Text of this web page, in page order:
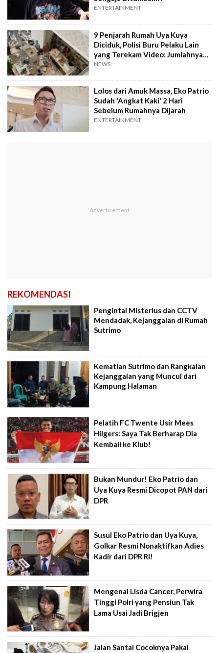
ENTERTAINMENT
9 Penjarah Rumah Uya Kuya
Diciduk, Polisi Buru Pelaku Lain
yang Terekam Video: Jumlahnya
Banyak
NEWS
Lolos dari Amuk Massa, Eko Patrio
Sudah 'Angkat Kaki' 2 Hari
Sebelum Rumahnya Dijarah
ENTERTAINMENT
REKOMENDASI
Pengintai Misterius dan CCTV
Mendadak, Kejanggalan di Rumah
Sutrimo
Kematian Sutrimo dan Rangkaian
Kejanggalan yang Muncul dari
Kampung Halaman
Pelatih FC Twente Usir Mees
Hilgers: Saya Tak Berharap Dia
Kembali ke Klub!
Bukan Mundur! Eko Patrio dan
Uya Kuya Resmi Dicopot PAN dari
DPR
Susul Eko Patrio dan Uya Kuya,
Golkar Resmi Nonaktifkan Adies
Kadir dari DPR RI!
Mengenal Lisda Cancer, Perwira
Tinggi Polri yang Pensiun Tak
Lama Usai Jadi Brigjen
Jalan Santai Cocoknya Pakai